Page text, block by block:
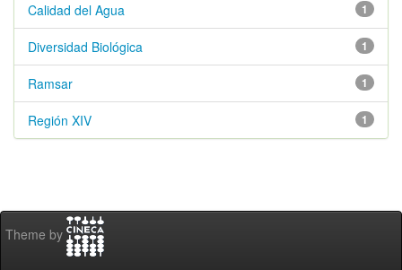
1
Calidad del Agua
1
Diversidad Biológica
1
Ramsar
1
Región XIV
Theme by